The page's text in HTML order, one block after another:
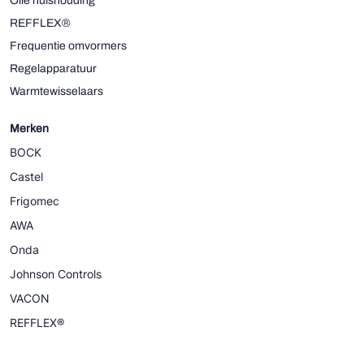
REFFLEX®
Frequentie omvormers
Regelapparatuur
Warmtewisselaars
Merken
BOCK
Castel
Frigomec
AWA
Onda
Johnson Controls
VACON
REFFLEX®